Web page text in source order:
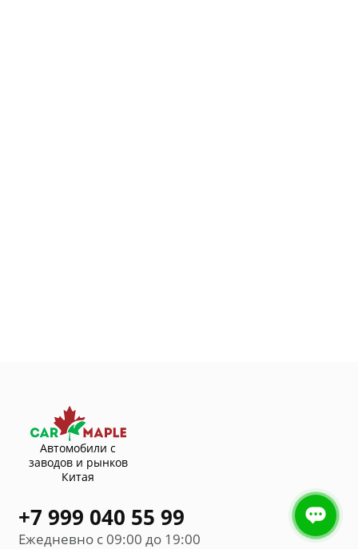
Автомобили с
заводов и рынков
Китая
+7 999 040 55 99
Ежедневно с 09:00 до 19:00